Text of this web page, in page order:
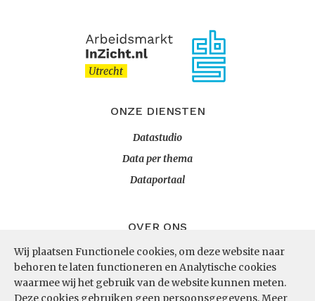
Wij plaatsen Functionele cookies, om deze website naar
behoren te laten functioneren en Analytische cookies
waarmee wij het gebruik van de website kunnen meten.
Deze cookies gebruiken geen persoonsgegevens.Meer
ONZE DIENSTEN
Datastudio
Data per thema
Dataportaal
OVER ONS
InZicht
Contact